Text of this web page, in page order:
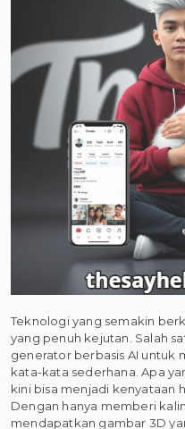
Teknologi yang semakin
yang penuh kejutan. Salah
generator berbasis AI untuk
kata-kata sederhana. Apa
kini bisa menjadi kenyataan
Dengan hanya memberi
mendapatkan gambar 3D